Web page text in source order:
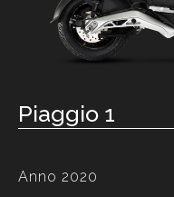
Piaggio 1
Anno 2020